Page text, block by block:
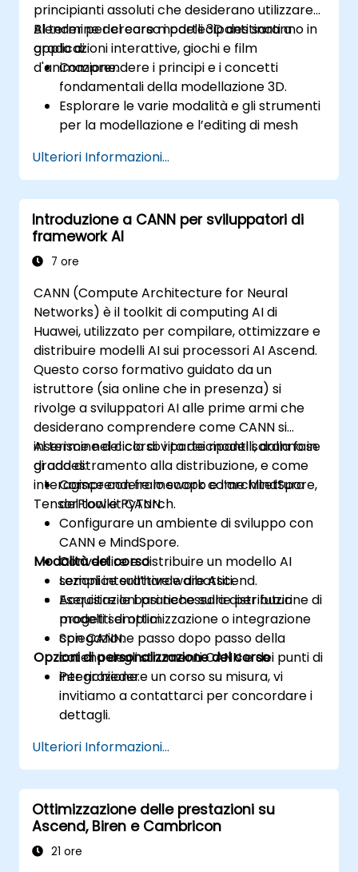
prefetching e l’analisi delle prestazioni.
Impiegare le funzioni predefinite, le
variabili e le librerie offerte da HIP per
svolgere operazioni comuni.
Sfruttare gli spazi di memoria messi a
disposizione da ROCm e HIP – come quelli
globale, condiviso, costante e locale – al
fine di ottimizzare i trasferimenti dei dati e
l’accesso alla memoria.
livello di parallelizzazione.
Debuggare e testare i programmi scritti
con ROCm e HIP servendosi di strumenti
quali il Debugger di ROCm e il Profiler di
ROCm.
Ottimizzare tali programmi adottando
tecniche come la coalescenza, il caching,
il prefetching e l’analisi delle prestazioni.
principianti assoluti che desiderano utilizzare
Blender per creare modelli 3D destinati a
applicazioni interattive, giochi e film
d'animazione.
Al termine del corso i partecipanti saranno in
grado di:
Comprendere i principi e i concetti
fondamentali della modellazione 3D.
Esplorare le varie modalità e gli strumenti
per la modellazione e l’editing di mesh
Utilizzare strumenti per la mappatura UV,
lo sculpting e la pittura su modelli 3D,
nonché il rendering.
Ulteriori Informazioni...
Introduzione a CANN per sviluppatori di
framework AI
7 ore
CANN (Compute Architecture for Neural
Networks) è il toolkit di computing AI di
Huawei, utilizzato per compilare, ottimizzare e
distribuire modelli AI sui processori AI Ascend.
Questo corso formativo guidato da un
istruttore (sia online che in presenza) si
rivolge a sviluppatori AI alle prime armi che
desiderano comprendere come CANN si
inserisce nel ciclo di vita dei modelli, dalla fase
di addestramento alla distribuzione, e come
interagisce con framework come MindSpore,
TensorFlow e PyTorch.
Al termine del corso i partecipanti saranno in
grado di:
Comprendere lo scopo e l’architettura
del toolkit CANN.
Configurare un ambiente di sviluppo con
CANN e MindSpore.
Convertire e distribuire un modello AI
semplice sull’hardware Ascend.
Acquisire le basi necessarie per futuri
progetti di ottimizzazione o integrazione
con CANN.
Modalità del corso
Lezioni interattive e dibattiti.
Esercitazioni pratiche sulla distribuzione di
modelli semplici.
Spiegazione passo dopo passo della
catena degli strumenti CANN e dei punti di
integrazione.
Opzioni di personalizzazione del corso
Per richiedere un corso su misura, vi
invitiamo a contattarci per concordare i
dettagli.
Ulteriori Informazioni...
Ottimizzazione delle prestazioni su
Ascend, Biren e Cambricon
21 ore